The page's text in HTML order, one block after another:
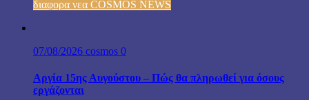
διαφορα νεα COSMOS NEWS
07/08/2026 cosmos 0
Αργία 15ης Αυγούστου – Πώς θα πληρωθεί για όσους
εργάζονται